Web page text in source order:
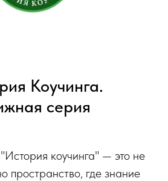
Коучинга.
серия
коучинга" — это не
пространство, где знание